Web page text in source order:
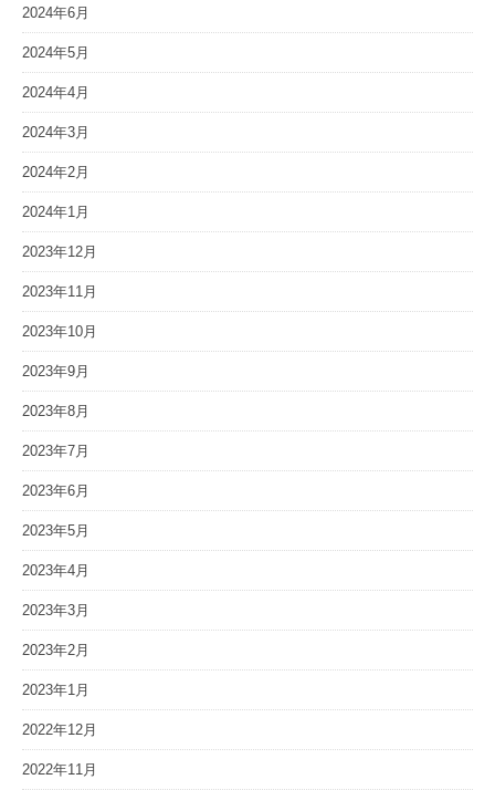
2024年6月
2024年5月
2024年4月
2024年3月
2024年2月
2024年1月
2023年12月
2023年11月
2023年10月
2023年9月
2023年8月
2023年7月
2023年6月
2023年5月
2023年4月
2023年3月
2023年2月
2023年1月
2022年12月
2022年11月